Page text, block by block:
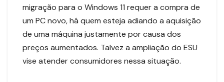
migração para o Windows 11 requer a compra de
um PC novo, há quem esteja adiando a aquisição
de uma máquina justamente por causa dos
preços aumentados. Talvez a ampliação do ESU
vise atender consumidores nessa situação.